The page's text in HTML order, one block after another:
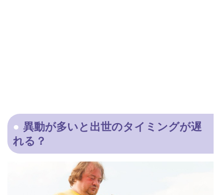
異動が多いと出世のタイミングが遅
れる？